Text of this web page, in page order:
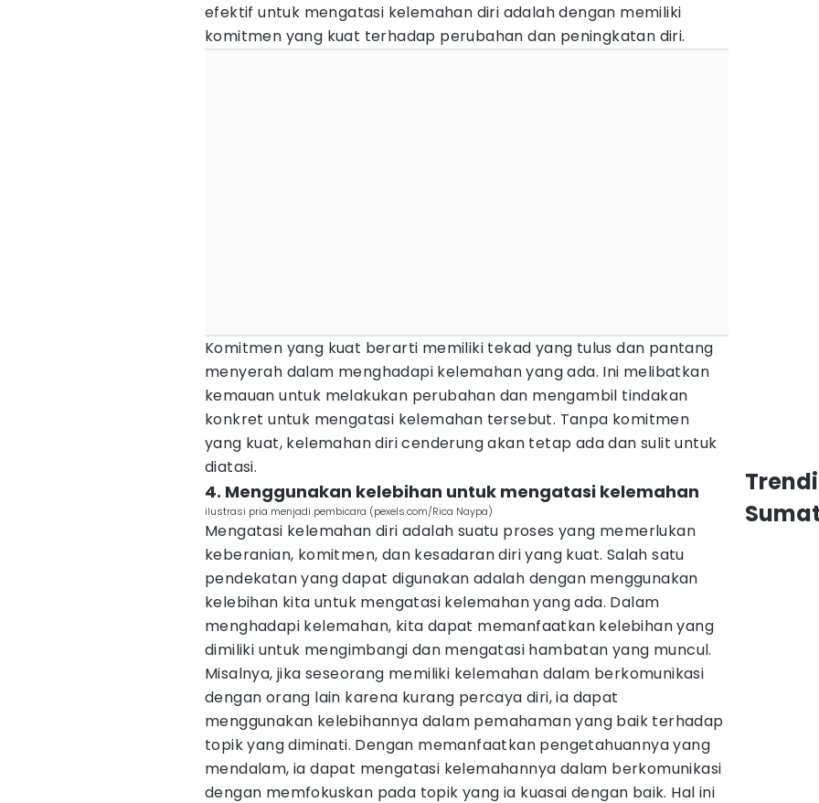
efektif untuk mengatasi kelemahan diri adalah dengan memiliki
komitmen yang kuat terhadap perubahan dan peningkatan diri.
Komitmen yang kuat berarti memiliki tekad yang tulus dan pantang
menyerah dalam menghadapi kelemahan yang ada. Ini melibatkan
kemauan untuk melakukan perubahan dan mengambil tindakan
konkret untuk mengatasi kelemahan tersebut. Tanpa komitmen
yang kuat, kelemahan diri cenderung akan tetap ada dan sulit untuk
diatasi.
4. Menggunakan kelebihan untuk mengatasi kelemahan
ilustrasi pria menjadi pembicara (pexels.com/Rica Naypa)
Mengatasi kelemahan diri adalah suatu proses yang memerlukan
keberanian, komitmen, dan kesadaran diri yang kuat. Salah satu
pendekatan yang dapat digunakan adalah dengan menggunakan
kelebihan kita untuk mengatasi kelemahan yang ada. Dalam
menghadapi kelemahan, kita dapat memanfaatkan kelebihan yang
dimiliki untuk mengimbangi dan mengatasi hambatan yang muncul.
Misalnya, jika seseorang memiliki kelemahan dalam berkomunikasi
dengan orang lain karena kurang percaya diri, ia dapat
menggunakan kelebihannya dalam pemahaman yang baik terhadap
topik yang diminati. Dengan memanfaatkan pengetahuannya yang
mendalam, ia dapat mengatasi kelemahannya dalam berkomunikasi
dengan memfokuskan pada topik yang ia kuasai dengan baik. Hal ini